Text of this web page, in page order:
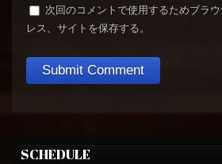
次回のコメントで使用するためブラ
レス、サイトを保存する。
SCHEDULE